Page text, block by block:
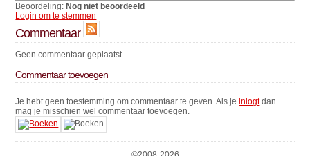
Beoordeling:Nog niet beoordeeld
Login om te stemmen
Commentaar
Geen commentaar geplaatst.
Commentaar toevoegen
Je hebt geen toestemming om commentaar te geven. Als jeinlogtdan
mag je misschien wel commentaar toevoegen.